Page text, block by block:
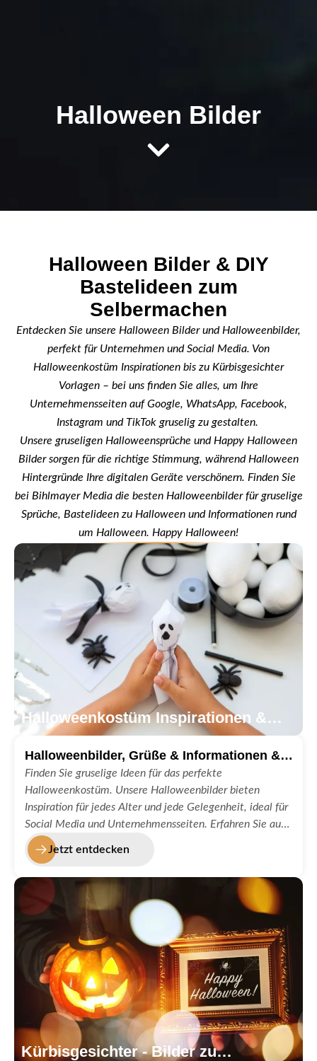
Halloween Bilder
Halloween Bilder & DIY
Bastelideen zum
Selbermachen
Entdecken Sie unsere Halloween Bilder und Halloweenbilder,
perfekt für Unternehmen und Social Media. Von
Halloweenkostüm Inspirationen bis zu Kürbisgesichter
Vorlagen – bei uns finden Sie alles, um Ihre
Unternehmensseiten auf Google, WhatsApp, Facebook,
Instagram und TikTok gruselig zu gestalten.
Unsere gruseligen Halloweensprüche und Happy Halloween
Bilder sorgen für die richtige Stimmung, während Halloween
Hintergründe Ihre digitalen Geräte verschönern. Finden Sie
bei Bihlmayer Media die besten Halloweenbilder für gruselige
Sprüche, Bastelideen zu Halloween und Informationen rund
um Halloween. Happy Halloween!
Halloweenkostüm Inspirationen &
Bilder
Halloweenbilder, Grüße & Informationen &
DIY Anleitungen
Finden Sie gruselige Ideen für das perfekte
Halloweenkostüm. Unsere Halloweenbilder bieten
Inspiration für jedes Alter und jede Gelegenheit, ideal für
Social Media und Unternehmensseiten. Erfahren Sie auf
unserer Kategorie Halloweenkostüm, wie sie es selber
machen und das kostengünstig!
Jetzt entdecken
Kürbisgesichter - Bilder zu